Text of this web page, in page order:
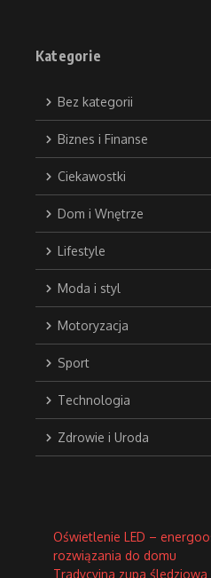
Kategorie
Bez kategorii
Biznes i Finanse
Ciekawostki
Dom i Wnętrze
Lifestyle
Moda i styl
Motoryzacja
Sport
Technologia
Zdrowie i Uroda
Oświetlenie LED –
rozwiązania do domu
Tradycyjna zupa